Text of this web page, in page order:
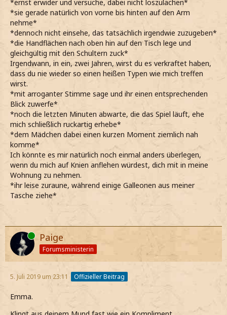
*ernst erwider und versuche, dabei nicht loszulachen*
*sie gerade natürlich von vorne bis hinten auf den Arm
nehme*
*dennoch nicht einsehe, das tatsächlich irgendwie zuzugeben*
*die Handflächen nach oben hin auf den Tisch lege und
gleichgültig mit den Schultern zuck*
Irgendwann, in ein, zwei Jahren, wirst du es verkraftet haben,
dass du nie wieder so einen heißen Typen wie mich treffen
wirst.
*mit arroganter Stimme sage und ihr einen entsprechenden
Blick zuwerfe*
*noch die letzten Minuten abwarte, die das Spiel läuft, ehe
mich schließlich ruckartig erhebe*
*dem Mädchen dabei einen kurzen Moment ziemlich nah
komme*
Ich könnte es mir natürlich noch einmal anders überlegen,
wenn du mich auf Knien anflehen würdest, dich mit in meine
Wohnung zu nehmen.
*ihr leise zuraune, während einige Galleonen aus meiner
Tasche ziehe*
Online Paige
Forumsministerin
5. Juli 2019 um 23:11 Offizieller Beitrag
Emma.